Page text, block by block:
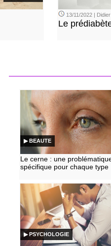
13/11/2022 |
Le
▶ BEAUTE
Le cerne : une
spécifique pour chaque type
▶ PSYCHOLOGIE